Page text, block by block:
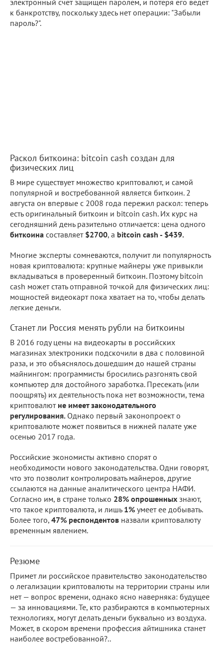
к банкротству, поскольку здесь нет операции: "Забыли
пароль?".
Раскол биткоина: bitcoin cash создан для
физических лиц
В мире существует множество криптовалют, и самой
популярной и востребованной является биткоин. 2
августа он впервые с 2008 года пережил раскол: теперь
есть оригинальный биткоин и bitcoin cash. Их курс на
сегодняшний день разительно отличается: цена одного
биткоина составляет $2700, а bitcoin cash - $439.
Многие эксперты сомневаются, получит ли популярность
новая криптовалюта: крупные майнеры уже привыкли
вкладываться в проверенный биткоин. Поэтому bitcoin
cash может стать отправной точкой для физических лиц:
мощностей видеокарт пока хватает на то, чтобы делать
легкие деньги.
Станет ли Россия менять рубли на биткоины
В 2016 году цены на видеокарты в российских
магазинах электроники подскочили в два с половиной
раза, и это объяснялось дошедшим до нашей страны
майнингом: программисты бросились разгонять свой
компьютер для достойного заработка. Пресекать (или
поощрять) их деятельность пока нет возможности, тема
криптовалют не имеет законодательного
регулирования. Однако первый законопроект о
криптовалюте может появиться в нижней палате уже
осенью 2017 года.
Российские экономисты активно спорят о
необходимости нового законодательства. Одни говорят,
что это позволит контролировать майнеров, другие
ссылаются на данные аналитического центра НАФИ.
Согласно им, в стране только 28% опрошенных знают,
что такое криптовалюта, и лишь 1% умеет ее добывать.
Более того, 47% респондентов назвали криптовалюту
временным явлением.
Резюме
Примет ли российское правительство законодательство
о легализации криптовалюты на территории страны или
нет — вопрос времени, однако ясно наверняка: будущее
— за инновациями. Те, кто разбираются в компьютерных
технологиях, могут делать деньги буквально из воздуха.
Может, в скором времени профессия айтишника станет
наиболее востребованной?..